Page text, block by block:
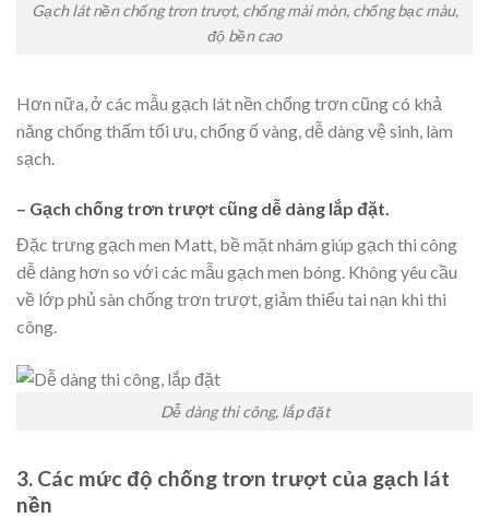
Gạch lát nền chống trơn trượt, chống mài mòn, chống bạc màu,
độ bền cao
Hơn nữa, ở các mẫu gạch lát nền chống trơn cũng có khả
năng chống thấm tối ưu, chống ố vàng, dễ dàng vệ sinh, làm
sạch.
– Gạch chống trơn trượt cũng dễ dàng lắp đặt.
Đặc trưng gạch men Matt, bề mặt nhám giúp gạch thi công
dễ dàng hơn so với các mẫu gạch men bóng. Không yêu cầu
về lớp phủ sàn chống trơn trượt, giảm thiểu tai nạn khi thi
công.
Dễ dàng thi công, lắp đặt
3. Các mức độ chống trơn trượt của gạch lát
nền